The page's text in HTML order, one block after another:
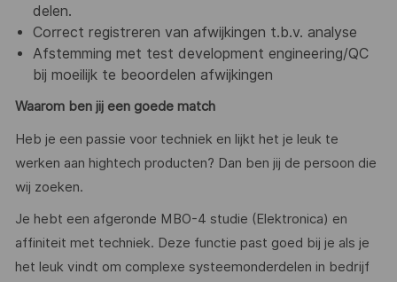
delen.
Correct registreren van afwijkingen t.b.v. analyse
Afstemming met test development engineering/QC
bij moeilijk te beoordelen afwijkingen
Waarom ben jij een goede match
Heb je een passie voor techniek en lijkt het je leuk te
werken aan hightech producten? Dan ben jij de persoon die
wij zoeken.
Je hebt een afgeronde MBO-4 studie (Elektronica) en
affiniteit met techniek. Deze functie past goed bij je als je
het leuk vindt om complexe systeemonderdelen in bedrijf